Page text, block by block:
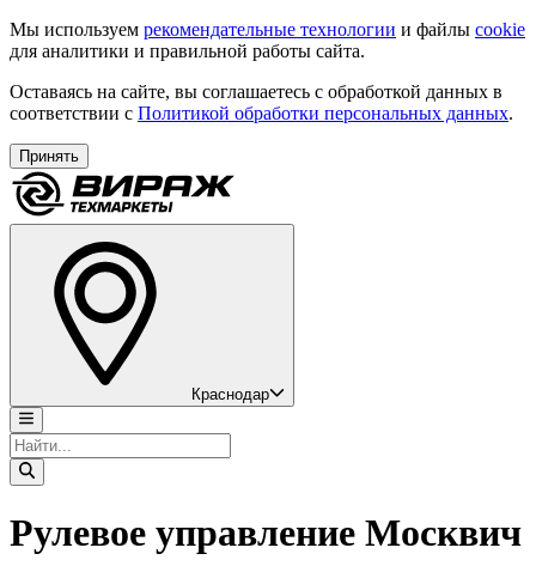
Мы используем рекомендательные технологии и файлы cookie
для аналитики и правильной работы сайта.
Оставаясь на сайте, вы соглашаетесь с обработкой данных в
соответствии с Политикой обработки персональных данных.
Принять
Краснодар
Рулевое управление Москвич